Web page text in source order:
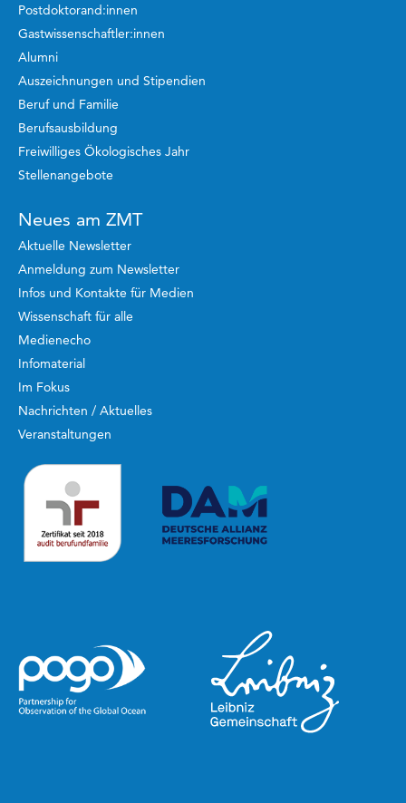
Postdoktorand:innen
Gastwissenschaftler:innen
Alumni
Auszeichnungen und Stipendien
Beruf und Familie
Berufsausbildung
Freiwilliges Ökologisches Jahr
Stellenangebote
Neues am ZMT
Aktuelle Newsletter
Anmeldung zum Newsletter
Infos und Kontakte für Medien
Wissenschaft für alle
Medienecho
Infomaterial
Im Fokus
Nachrichten / Aktuelles
Veranstaltungen